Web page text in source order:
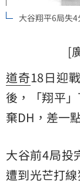
大谷翔平6局失4
[
道奇18日迎戰
後，「翔平
棄DH，差一
大谷前4局投
遭到光芒打